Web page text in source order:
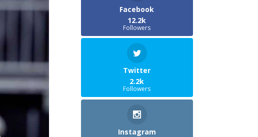
Facebook
12.2k
Followers
Twitter
2.2k
Followers
Instagram